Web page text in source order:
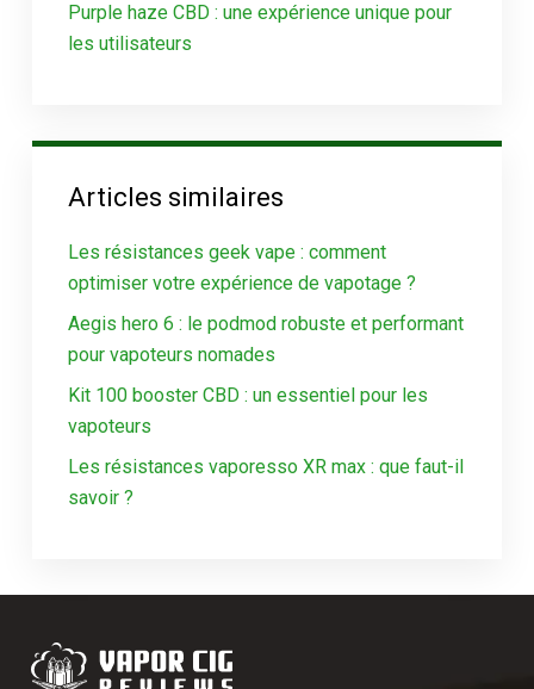
Purple haze CBD : une expérience unique pour
les utilisateurs
Articles similaires
Les résistances geek vape : comment
optimiser votre expérience de vapotage ?
Aegis hero 6 : le podmod robuste et performant
pour vapoteurs nomades
Kit 100 booster CBD : un essentiel pour les
vapoteurs
Les résistances vaporesso XR max : que faut-il
savoir ?